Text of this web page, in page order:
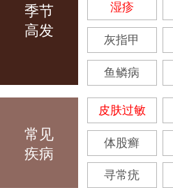
季节
高发
湿疹
灰指甲
鱼鳞病
常见
疾病
皮肤过敏
体股癣
寻常疣